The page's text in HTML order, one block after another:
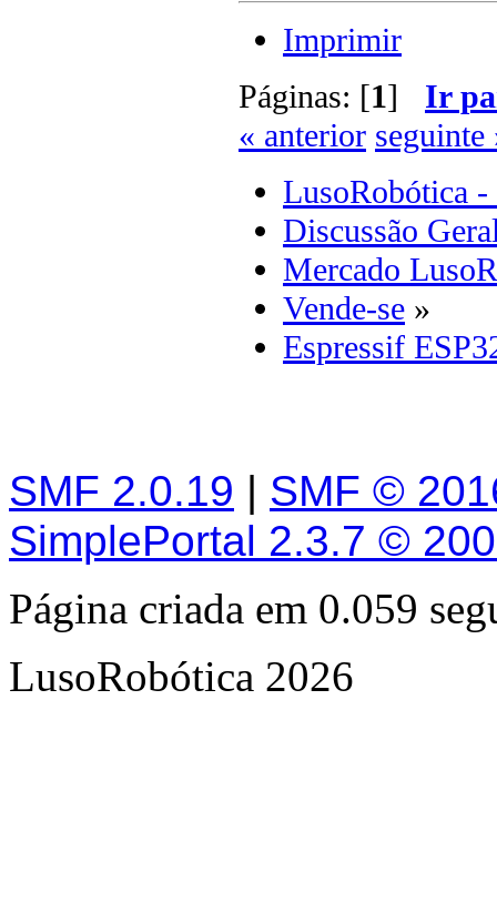
Imprimir
Páginas: [1] Ir
« anterior seguinte
LusoRobótica -
Discussão
Mercado
Vende-se »
Espressif
SMF 2.0.19 | SMF ©
SimplePortal 2.3.7 ©
Página criada em 0.059
LusoRobótica 2026